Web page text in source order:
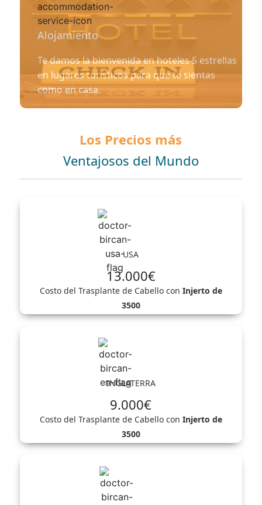
Alojamiento
Te damos la bienvenida en hoteles 5 estrellas
en lugares turísticos para que te sientas
como en casa.
Los Precios más
Ventajosos del Mundo
USA
13.000€
Costo del Trasplante de Cabello con Injerto de
3500
INGLATERRA
9.000€
Costo del Trasplante de Cabello con Injerto de
3500